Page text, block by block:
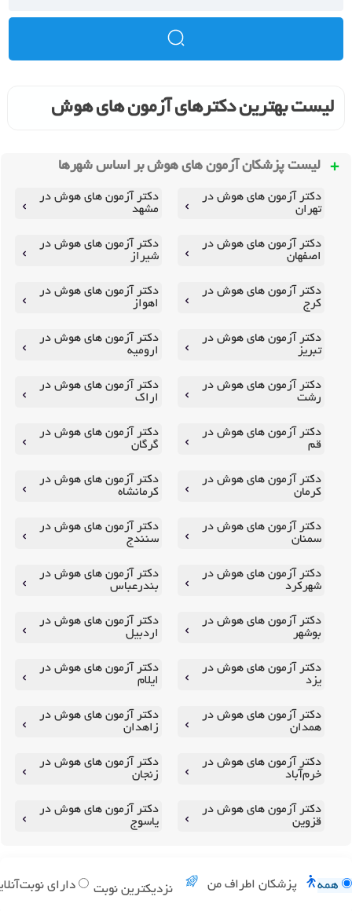
لیست بهترین دکترهای آزمون های هوش
لیست پزشکان آزمون های هوش بر اساس شهرها
دکتر آزمون های هوش در
تهران
دکتر آزمون های هوش در
مشهد
دکتر آزمون های هوش در
اصفهان
دکتر آزمون های هوش در
شیراز
دکتر آزمون های هوش در
کرج
دکتر آزمون های هوش در
اهواز
دکتر آزمون های هوش در
تبریز
دکتر آزمون های هوش در
ارومیه
دکتر آزمون های هوش در
رشت
دکتر آزمون های هوش در
اراک
دکتر آزمون های هوش در
قم
دکتر آزمون های هوش در
گرگان
دکتر آزمون های هوش در
کرمان
دکتر آزمون های هوش در
کرمانشاه
دکتر آزمون های هوش در
سمنان
دکتر آزمون های هوش در
سنندج
دکتر آزمون های هوش در
شهرکرد
دکتر آزمون های هوش در
بندرعباس
دکتر آزمون های هوش در
بوشهر
دکتر آزمون های هوش در
اردبیل
دکتر آزمون های هوش در
یزد
دکتر آزمون های هوش در
ایلام
دکتر آزمون های هوش در
همدان
دکتر آزمون های هوش در
زاهدان
دکتر آزمون های هوش در
خرم‌آباد
دکتر آزمون های هوش در
زنجان
دکتر آزمون های هوش در
قزوین
دکتر آزمون های هوش در
یاسوج
همه پزشکان اطراف من نزدیکترین نوبت دارای